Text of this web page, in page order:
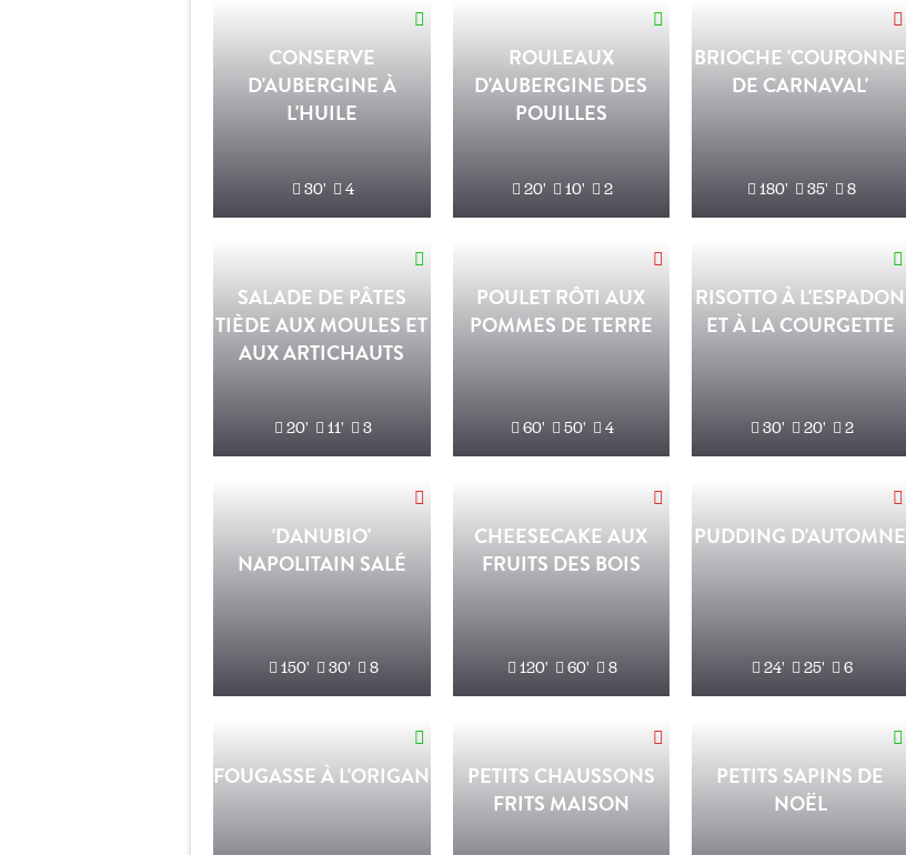
CONSERVE
D'AUBERGINE À
L'HUILE
30' 4
ROULEAUX
D'AUBERGINE DES
POUILLES
20' 10' 2
BRIOCHE 'COURONNE
DE CARNAVAL'
180' 35' 8
SALADE DE PÂTES
TIÈDE AUX MOULES ET
AUX ARTICHAUTS
20' 11' 3
POULET RÔTI AUX
POMMES DE TERRE
60' 50' 4
RISOTTO À L'ESPADON
ET À LA COURGETTE
30' 20' 2
'DANUBIO'
NAPOLITAIN SALÉ
150' 30' 8
CHEESECAKE AUX
FRUITS DES BOIS
120' 60' 8
PUDDING D'AUTOMNE
24' 25' 6
FOUGASSE À L'ORIGAN
PETITS CHAUSSONS
FRITS MAISON
PETITS SAPINS DE
NOËL